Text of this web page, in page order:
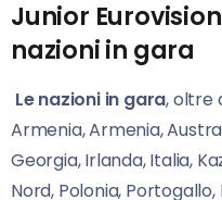
Junior
nazioni in gara
Le nazioni in gara, oltre
Armenia, Armenia,
Georgia, Irlanda, Italia,
Nord, Polonia, Portogallo,